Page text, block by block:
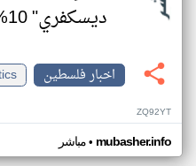
ديسكفري" 10% رغم تراجع الإيرادات
اخبار فلسطين
ZQ92YT
مباشر• mubasher.info